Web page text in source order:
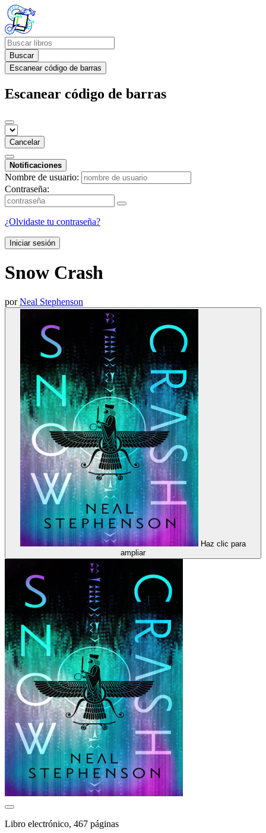
Buscar
Escanear código de barras
Escanear código de barras
Cancelar
Notificaciones
Nombre de usuario:
Contraseña:
¿Olvidaste tu contraseña?
Iniciar sesión
Snow Crash
porNeal Stephenson
Haz clic para
ampliar
Libro electrónico, 467 páginas